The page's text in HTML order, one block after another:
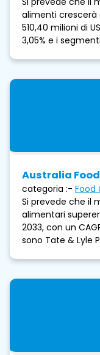
alimenti crescerà
510,40 milioni di
3,05% e i
Australia
categoria :- Food
Si prevede che il
alimentari
2033, con un
sono Tate & Lyle